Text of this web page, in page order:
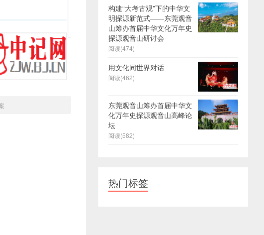
构建“大考古观”下的中华文
明探源新范式——东莞观音
山筹办首届中华文化万年史
探源观音山研讨会
阅读(474)
用文化同世界对话
阅读(462)
东莞观音山筹办首届中华文
化万年史探源观音山高峰论
坛
阅读(582)
热门标签